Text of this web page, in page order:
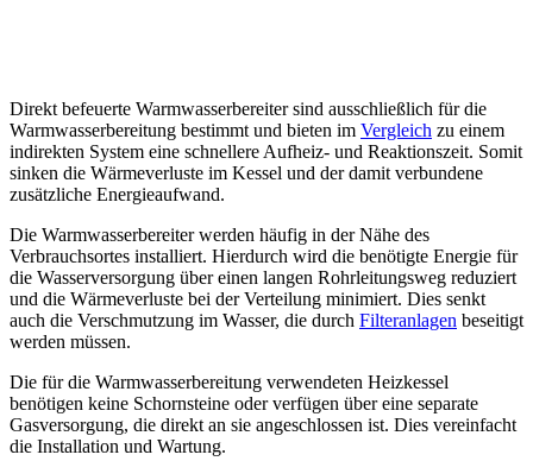
Direkt befeuerte Warmwasserbereiter sind ausschließlich für die
Warmwasserbereitung bestimmt und bieten im Vergleich zu einem
indirekten System eine schnellere Aufheiz- und Reaktionszeit. Somit
sinken die Wärmeverluste im Kessel und der damit verbundene
zusätzliche Energieaufwand.
Die Warmwasserbereiter werden häufig in der Nähe des
Verbrauchsortes installiert. Hierdurch wird die benötigte Energie für
die Wasserversorgung über einen langen Rohrleitungsweg reduziert
und die Wärmeverluste bei der Verteilung minimiert. Dies senkt
auch die Verschmutzung im Wasser, die durch Filteranlagen beseitigt
werden müssen.
Die für die Warmwasserbereitung verwendeten Heizkessel
benötigen keine Schornsteine oder verfügen über eine separate
Gasversorgung, die direkt an sie angeschlossen ist. Dies vereinfacht
die Installation und Wartung.